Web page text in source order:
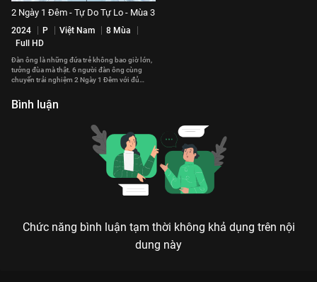
2 Ngày 1 Đêm - Tự Do Tự Lo - Mùa 3
2024 P Việt Nam
8 Mùa
Full HD
Đàn ông là những đứa trẻ không bao giờ lớn,
tưởng đùa mà thật. 6 người đàn ông cùng
chuyến trải nghiệm 2 Ngày 1 Đêm với đủ
Bình luận
Chức năng bình luận tạm thời không khả dụng trên nội
dung này